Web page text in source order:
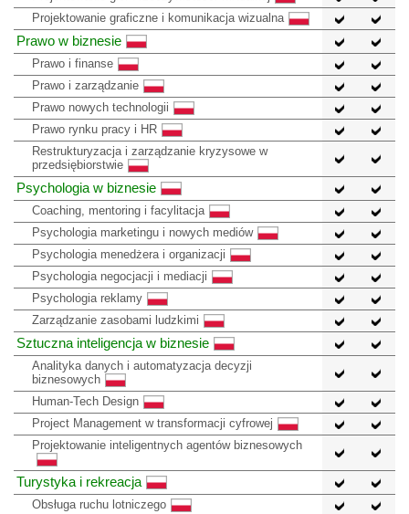
Projektowanie graficzne i komunikacja wizualna
Prawo w biznesie
Prawo i finanse
Prawo i zarządzanie
Prawo nowych technologii
Prawo rynku pracy i HR
Restrukturyzacja i zarządzanie kryzysowe w
przedsiębiorstwie
Psychologia w biznesie
Coaching, mentoring i facylitacja
Psychologia marketingu i nowych mediów
Psychologia menedżera i organizacji
Psychologia negocjacji i mediacji
Psychologia reklamy
Zarządzanie zasobami ludzkimi
Sztuczna inteligencja w biznesie
Analityka danych i automatyzacja decyzji
biznesowych
Human-Tech Design
Project Management w transformacji cyfrowej
Projektowanie inteligentnych agentów biznesowych
Turystyka i rekreacja
Obsługa ruchu lotniczego